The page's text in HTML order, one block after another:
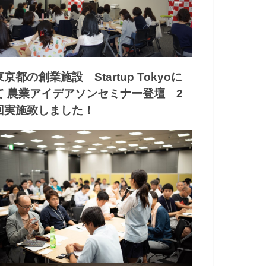
京都の創業施設 Startup Tokyoに
農業アイデアソンセミナー登壇 2
実施致しました！